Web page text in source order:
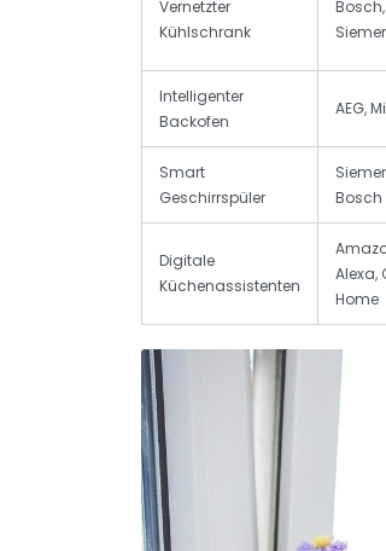
Vernetzter
Kühlschrank
Bosch,
Intelligenter
Backofen
AEG,
Smart
Geschirrspüler
Bosch
Digitale
Küchenassistenten
Alexa,
Home